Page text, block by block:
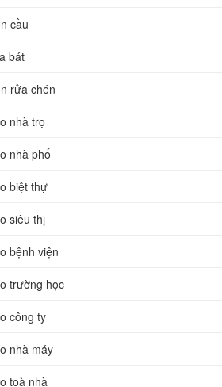
cầu
bát
rửa chén
nhà trọ
nhà phố
biệt thự
siêu thị
bệnh viện
trường học
công ty
nhà máy
toà nhà